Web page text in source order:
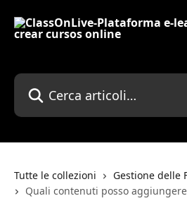
Cerca articoli…
Tutte le collezioni Gestione delle
Quali contenuti posso aggiungere